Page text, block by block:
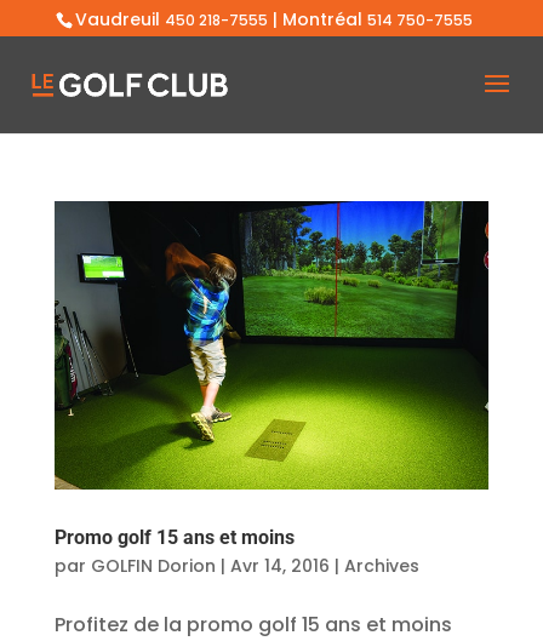
Vaudreuil 450 218-7555 | Montréal 514 750-7555
Promo golf 15 ans et moins
par GOLFIN Dorion | Avr 14, 2016 | Archives
Profitez de la promo golf 15 ans et moins